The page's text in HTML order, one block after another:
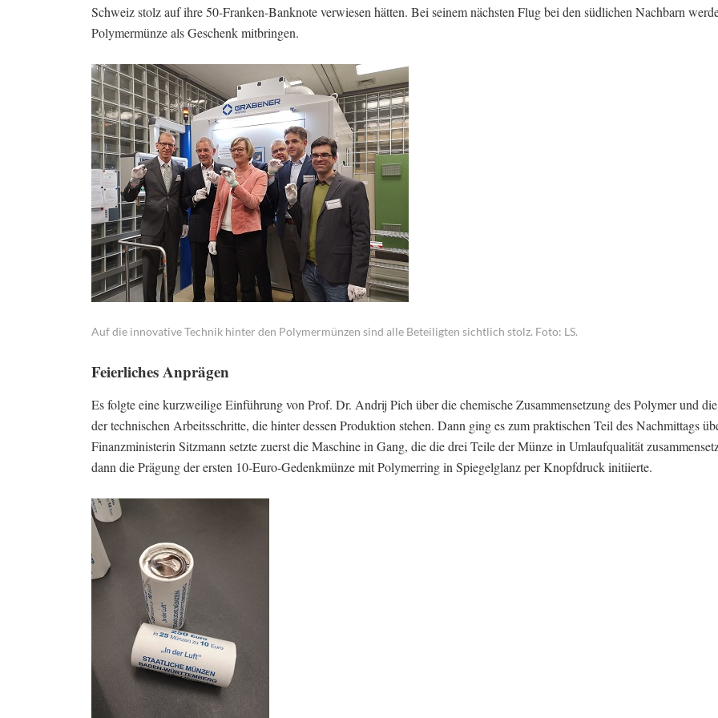
Schweiz stolz auf ihre 50-Franken-Banknote verwiesen hätten. Bei seinem nächsten Flug bei den südlichen Nachbarn
Polymermünze als Geschenk mitbringen.
Auf die innovative Technik hinter den Polymermünzen sind alle Beteiligten sichtlich stolz. Foto: LS.
Feierliches Anprägen
Es folgte eine kurzweilige Einführung von Prof. Dr. Andrij Pich über die chemische Zusammensetzung des Polymer und
der technischen Arbeitsschritte, die hinter dessen Produktion stehen. Dann ging es zum praktischen Teil des Nachmittags
Finanzministerin Sitzmann setzte zuerst die Maschine in Gang, die die drei Teile der Münze in Umlaufqualität
dann die Prägung der ersten 10-Euro-Gedenkmünze mit Polymerring in Spiegelglanz per Knopfdruck initiierte.